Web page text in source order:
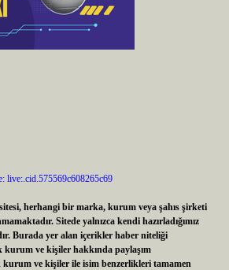
live:.cid.575569c608265c69
herhangi bir marka, kurum veya şahıs şirketi
Sitede yalnızca kendi hazırladığımız
Burada yer alan içerikler haber niteliği
kurum ve kişiler hakkında paylaşım
kurum ve kişiler ile isim benzerlikleri tamamen